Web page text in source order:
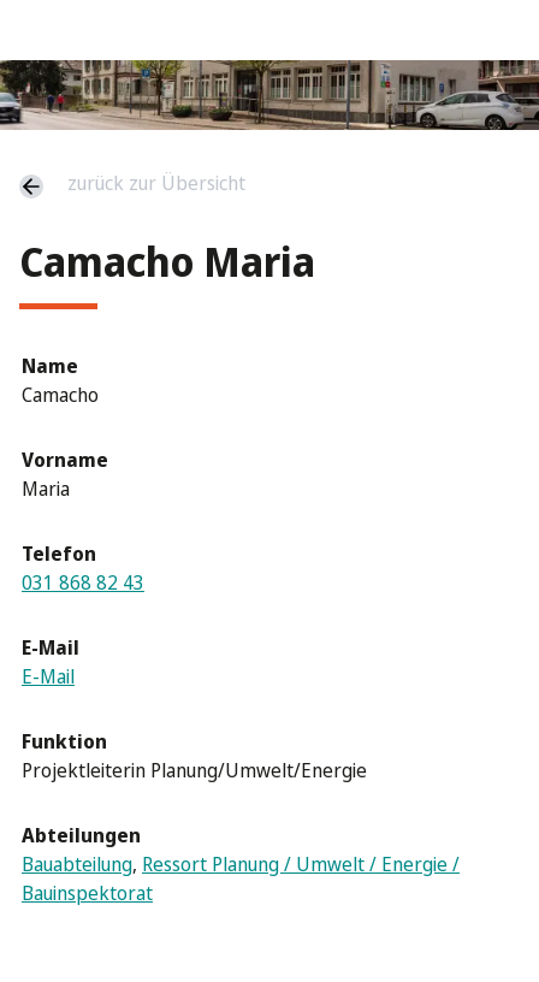
zurück zur Übersicht
Camacho Maria
Name
Camacho
Vorname
Maria
Telefon
031 868 82 43
E-Mail
E-Mail
Funktion
Projektleiterin Planung/Umwelt/Energie
Abteilungen
Bauabteilung, Ressort Planung / Umwelt / Energie /
Bauinspektorat